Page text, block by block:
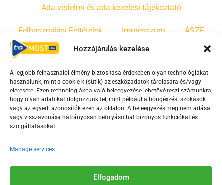
Hozzájárulás kezelése
A legjobb felhasználói élmény biztosítása érdekében olyan technológiákat
használunk, mint a cookie-k (sütik) az eszközadatok tárolására és/vagy
elérésére. Ezen technológiákba való beleegyezése lehetővé teszi számunkra,
hogy olyan adatokat dolgozzunk fel, mint például a böngészési szokások
vagy az egyedi azonosítók ezen az oldalon. A beleegyezés meg nem adása
vagy visszavonása hátrányosan befolyásolhat bizonyos funkciókat és
szolgáltatásokat.
Manage services
Elfogadom
Adatvédelmi és adatkezelési tájékoztató
Felhasználási Feltételek Impresszum ÁSZF
Irányelvek Moderálási szabályzat
F
a
c
e
o
o
Y
o
u
t
b
e
T
i
k
Az Érd Média médiaszolgáltatási tevékenységét a
Médiatanács a Magyar Média Mecenatúra program